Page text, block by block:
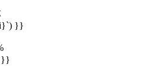
}}
}}